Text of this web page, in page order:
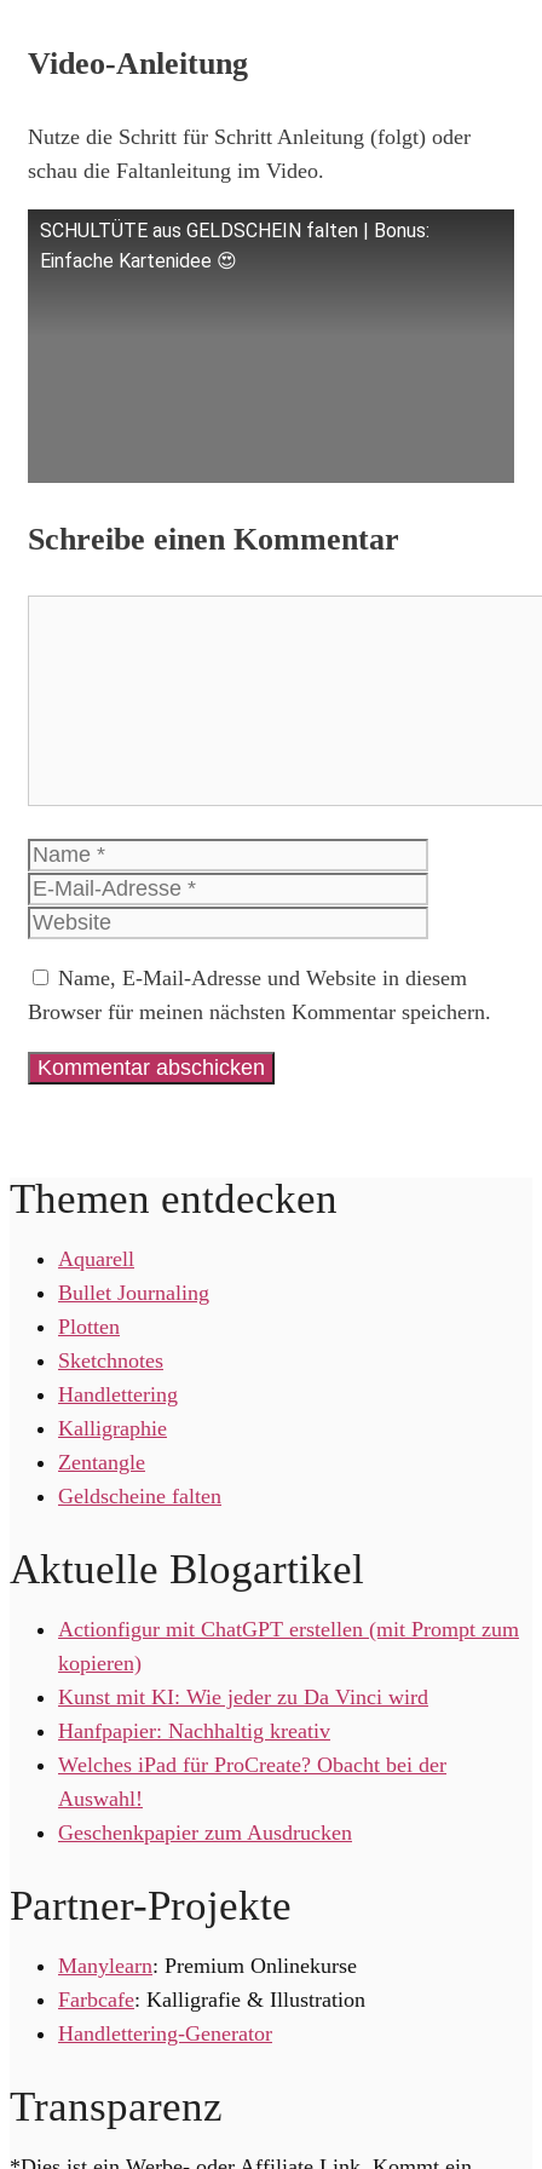
Video-Anleitung
Nutze die Schritt für Schritt Anleitung (folgt) oder
schau die Faltanleitung im Video.
SCHULTÜTE aus GELDSCHEIN falten | Bonus:
Einfache Kartenidee 😍
Schreibe einen Kommentar
Name
Name, E-Mail-Adresse und Website in diesem
Browser für meinen nächsten Kommentar speichern.
Themen entdecken
Aquarell
Bullet Journaling
Plotten
Sketchnotes
Handlettering
Kalligraphie
Zentangle
Geldscheine falten
Aktuelle Blogartikel
Actionfigur mit ChatGPT erstellen (mit Prompt zum
kopieren)
Kunst mit KI: Wie jeder zu Da Vinci wird
Hanfpapier: Nachhaltig kreativ
Welches iPad für ProCreate? Obacht bei der
Auswahl!
Geschenkpapier zum Ausdrucken
Partner-Projekte
Manylearn: Premium Onlinekurse
Farbcafe: Kalligrafie & Illustration
Handlettering-Generator
Transparenz